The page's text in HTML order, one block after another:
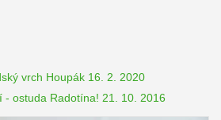
vrch Houpák 16. 2. 2020
- ostuda Radotína! 21. 10. 2016